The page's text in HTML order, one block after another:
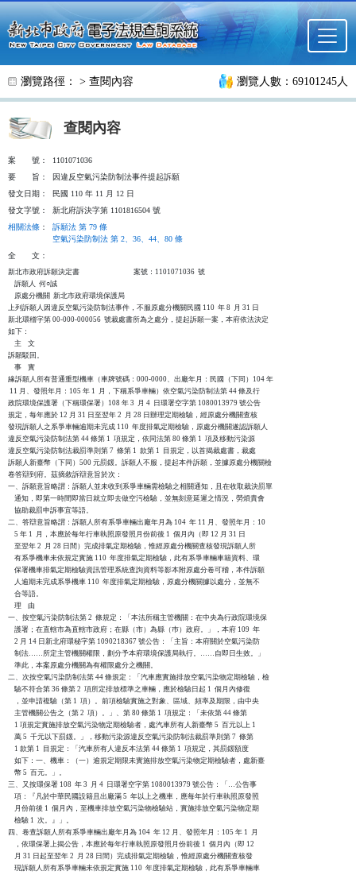
跳至主要內容
瀏覽路徑： > 查閱內容 瀏覽人數：69101245人
查閱內容
案 號：
1101071036
要
旨：
因違反空氣污染防制法事件提起訴願
發文日期：
民國 110 年 11 月 12 日
發文字號：
新北府訴決字第 1101816504 號
相關法條 ：
訴願法 第 79 條
空氣污染防制法 第 2、36、44、80 條
全
文：
新北市政府訴願決定書                                  案號：1101071036  號
    訴願人  何○誠
    原處分機關  新北市政府環境保護局
上列訴願人因違反空氣污染防制法事件，不服原處分機關民國 110  年 8  月 31 日
新北環稽字第 00-000-000056  號裁處書所為之處分，提起訴願一案，本府依法決定
如下：
    主    文
訴願駁回。
    事    實
緣訴願人所有普通重型機車（車牌號碼：000-0000、出廠年月：民國（下同）104 年
11 月、發照年月：105 年 1  月，下稱系爭車輛）依空氣污染防制法第 44 條及行
政院環境保護署（下稱環保署）108 年 3  月 4  日環署空字第 1080013979 號公告
規定，每年應於 12 月 31 日至翌年 2  月 28 日辦理定期檢驗，經原處分機關查核
發現訴願人之系爭車輛逾期未完成 110  年度排氣定期檢驗，原處分機關遂認訴願人
違反空氣污染防制法第 44 條第 1  項規定，依同法第 80 條第 1  項及移動污染源
違反空氣污染防制法裁罰準則第 7  條第 1  款第 1  目規定，以首揭裁處書，裁處
訴願人新臺幣（下同）500 元罰鍰。訴願人不服，提起本件訴願，並據原處分機關檢
卷答辯到府。茲摘敘訴辯意旨於次：
一、訴願意旨略謂：訴願人並未收到系爭車輛需檢驗之相關通知，且在收取裁決罰單
    通知，即第一時間即當日就立即去做空污檢驗，並無刻意延遲之情況，勞煩貴會
    協助裁罰申訴事宜等語。
二、答辯意旨略謂：訴願人所有系爭車輛出廠年月為 104  年 11 月、發照年月：10
    5 年 1  月，本應於每年行車執照原發照月份前後 1  個月內（即 12 月 31 日
    至翌年 2  月 28 日間）完成排氣定期檢驗，惟經原處分機關查核發現訴願人所
    有系爭機車未依規定實施 110  年度排氣定期檢驗，此有系爭車輛車籍資料、環
    保署機車排氣定期檢驗資訊管理系統查詢資料等影本附原處分卷可稽，本件訴願
    人逾期未完成系爭機車 110  年度排氣定期檢驗，原處分機關據以處分，並無不
    合等語。
    理    由
一、按空氣污染防制法第 2  條規定：「本法所稱主管機關：在中央為行政院環境保
    護署；在直轄市為直轄市政府；在縣（市）為縣（巿）政府。」，本府 109  年
    2 月 14 日新北府環秘字第 1090218367 號公告：「主旨：本府關於空氣污染防
    制法……所定主管機關權限，劃分予本府環境保護局執行。……自即日生效。」
    準此，本案原處分機關為有權限處分之機關。
二、次按空氣污染防制法第 44 條規定：「汽車應實施排放空氣污染物定期檢驗，檢
    驗不符合第 36 條第 2  項所定排放標準之車輛，應於檢驗日起 1  個月內修復
    ，並申請複驗（第 1  項）。前項檢驗實施之對象、區域、頻率及期限，由中央
    主管機關公告之（第 2  項）。」、第 80 條第 1  項規定：「未依第 44 條第
    1 項規定實施排放空氣污染物定期檢驗者，處汽車所有人新臺幣 5  百元以上 1
    萬 5  千元以下罰鍰。」，移動污染源違反空氣污染防制法裁罰準則第 7  條第
    1 款第 1  目規定：「汽車所有人違反本法第 44 條第 1  項規定，其罰鍰額度
    如下：一、機車：（一）逾規定期限未實施排放空氣污染物定期檢驗者，處新臺
    幣 5  百元。」。
三、又按環保署 108  年 3  月 4  日環署空字第 1080013979 號公告：「…公告事
    項：『凡於中華民國設籍且出廠滿 5  年以上之機車，應每年於行車執照原發照
    月份前後 1  個月內，至機車排放空氣污染物檢驗站，實施排放空氣污染物定期
    檢驗 1  次。』」。
四、卷查訴願人所有系爭車輛出廠年月為 104  年 12 月、發照年月：105 年 1  月
    ，依環保署上揭公告，本應於每年行車執照原發照月份前後 1  個月內（即 12
    月 31 日起至翌年 2  月 28 日間）完成排氣定期檢驗，惟經原處分機關查核發
    現訴願人所有系爭車輛未依規定實施 110  年度排氣定期檢驗，此有系爭車輛車